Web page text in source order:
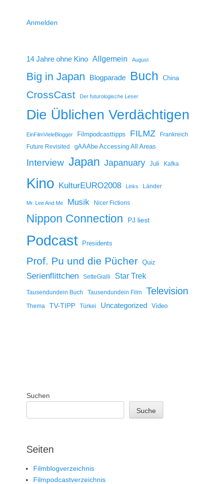
Anmelden
14 Jahre ohne Kino Allgemein August
Big in Japan Blogparade Buch China
CrossCast Der futurologische Leser
Die Üblichen Verdächtigen
EinFilmVieleBlogger Filmpodcasttipps FILMZ
Frankreich
Future Revisited
gAAAbe Accessing All Areas
Interview Japan Japanuary Juli Kafka
Kino KulturEURO2008 Links Länder
Mr. Lee And Me Musik Nicer Fictions
Nippon Connection PJ liest
Podcast Presidents
Prof. Pu und die Pücher Quiz
Serienflittchen SetteGialli Star Trek
Tausendundein Buch Tausendundein Film Television
Thema TV-TIPP Türkei Uncategorized Video
Suchen
Suche
Seiten
Filmblogverzeichnis
Filmpodcastverzeichnis